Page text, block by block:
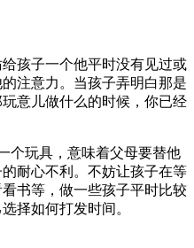
孩子一个他平时没有见过或
注意力。当孩子弄明白那是
意儿做什么的时候，你已经
个玩具，意味着父母要替他
耐心不利。不妨让孩子在等
书等，做一些孩子平时比较
择如何打发时间。